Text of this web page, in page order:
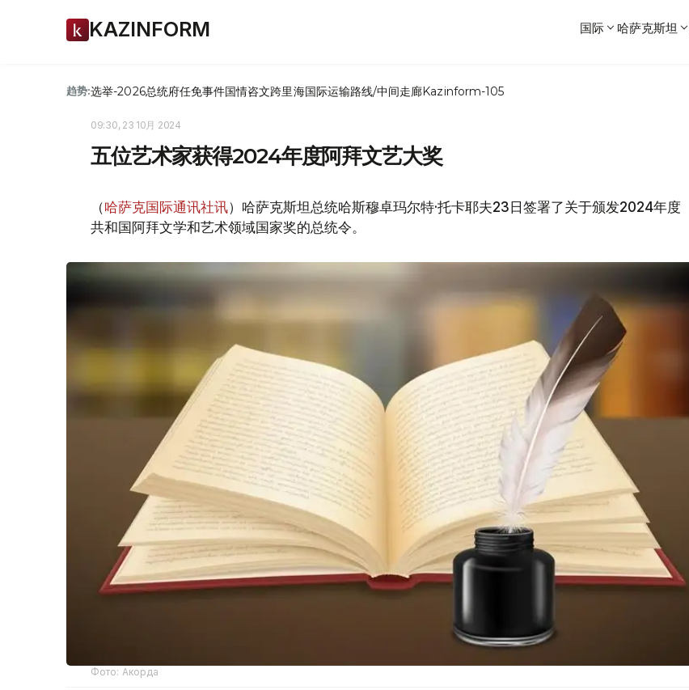
KAZINFORM 国际 哈萨克斯坦
趋势:选举-2026总统府任免事件国情咨文跨里海国际运输路线/中间走廊Kazinform-105
09:30, 23 10月 2024
五位艺术家获得2024年度阿拜文艺大奖
（哈萨克国际通讯社讯）哈萨克斯坦总统哈斯穆卓玛尔特·托卡耶夫23日签署了关于颁发2024年度
共和国阿拜文学和艺术领域国家奖的总统令。
Фото: Акорда